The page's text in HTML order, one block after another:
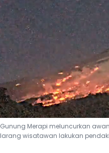
Gunung Merapi meluncurkan
larang wisatawan lakukan